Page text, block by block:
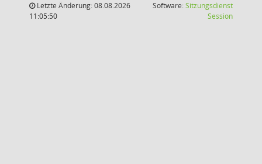
Letzte Änderung: 08.08.2026
11:05:50
Software:Sitzungsdienst
Session(Wird in